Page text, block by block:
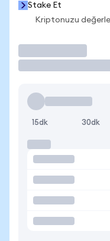
Stake Et
Kriptonuzu
15dk 30dk